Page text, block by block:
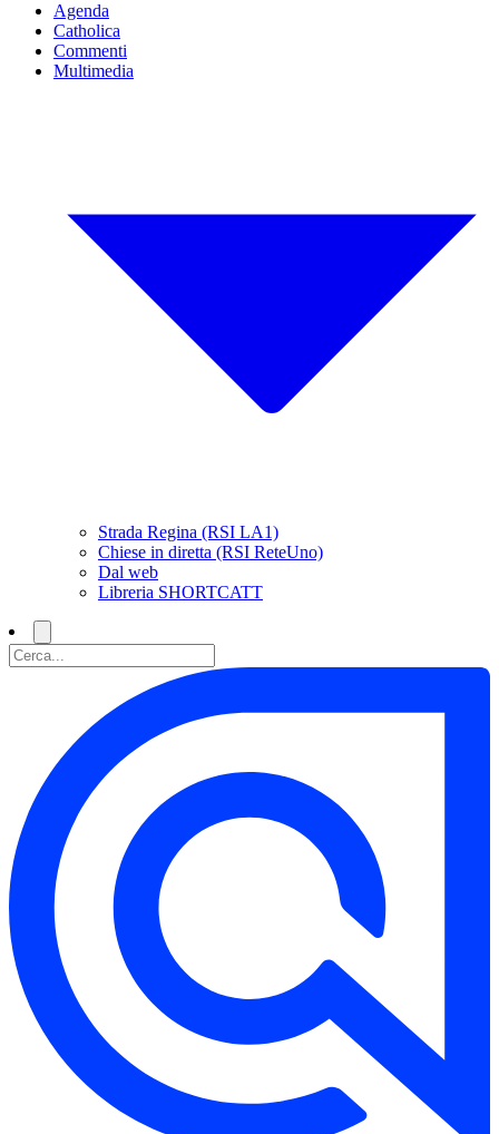
Agenda
Catholica
Commenti
Multimedia
Strada Regina (RSI LA1)
Chiese in diretta (RSI ReteUno)
Dal web
Libreria SHORTCATT